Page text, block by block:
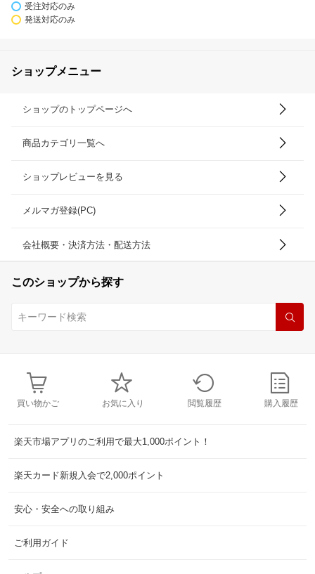
受注対応のみ
発送対応のみ
ショップメニュー
ショップのトップページへ
商品カテゴリ一覧へ
ショップレビューを見る
メルマガ登録(PC)
会社概要・決済方法・配送方法
このショップから探す
買い物かご お気に入り 閲覧履歴 購入履歴
楽天市場アプリのご利用で最大1,000ポイント！
楽天カード新規入会で2,000ポイント
安心・安全への取り組み
ご利用ガイド